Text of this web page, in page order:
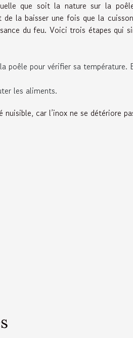
que soit la nature sur la
la baisser une fois que la
du feu. Voici trois étapes qui
poêle pour vérifier sa température.
les aliments.
car l’inox ne se détériore